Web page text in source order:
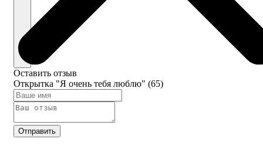
Оставить отзыв
Открытка "Я очень тебя люблю" (65)
Отправить